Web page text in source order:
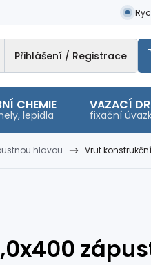
Přihlášení / Registrace
CHEMIE
lepidla
VAZACÍ
fixační
hlavou Vrut